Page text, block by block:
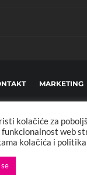
MARKETING
O NAMA
creative. Sva prava
XStreamThemes
kolačiće za
funkcionalnost web
kolačića i